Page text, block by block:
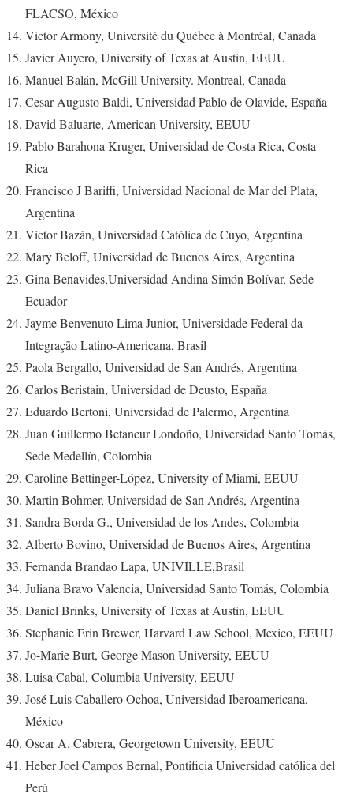
FLACSO, México
Victor Armony, Université du Québec à Montréal, Canada
Javier Auyero, University of Texas at Austin, EEUU
Manuel Balán, McGill University. Montreal, Canada
Cesar Augusto Baldi, Universidad Pablo de Olavide, España
David Baluarte, American University, EEUU
Pablo Barahona Kruger, Universidad de Costa Rica, Costa
Rica
Francisco J Bariffi, Universidad Nacional de Mar del Plata,
Argentina
Víctor Bazán, Universidad Católica de Cuyo, Argentina
Mary Beloff, Universidad de Buenos Aires, Argentina
Gina Benavides,Universidad Andina Simón Bolívar, Sede
Ecuador
Jayme Benvenuto Lima Junior, Universidade Federal da
Integração Latino-Americana, Brasil
Paola Bergallo, Universidad de San Andrés, Argentina
Carlos Beristain, Universidad de Deusto, España
Eduardo Bertoni, Universidad de Palermo, Argentina
Juan Guillermo Betancur Londoño, Universidad Santo Tomás,
Sede Medellín, Colombia
Caroline Bettinger-López, University of Miami, EEUU
Martin Bohmer, Universidad de San Andrés, Argentina
Sandra Borda G., Universidad de los Andes, Colombia
Alberto Bovino, Universidad de Buenos Aires, Argentina
Fernanda Brandao Lapa, UNIVILLE,Brasil
Juliana Bravo Valencia, Universidad Santo Tomás, Colombia
Daniel Brinks, University of Texas at Austin, EEUU
Stephanie Erin Brewer, Harvard Law School, Mexico, EEUU
Jo-Marie Burt, George Mason University, EEUU
Luisa Cabal, Columbia University, EEUU
José Luis Caballero Ochoa, Universidad Iberoamericana,
México
Oscar A. Cabrera, Georgetown University, EEUU
Heber Joel Campos Bernal, Pontificia Universidad católica del
Perú